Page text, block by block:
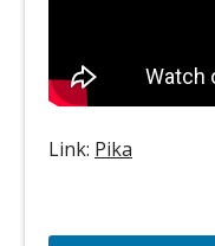
Link: Pika